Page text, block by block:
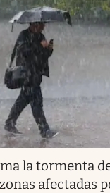
la tormenta
afectadas